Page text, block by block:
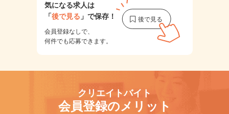
気になる求人は
「後で見る 」で保存！
会員登録なしで、
何件でも応募できます。
クリエイトバイト
会員登録のメリット